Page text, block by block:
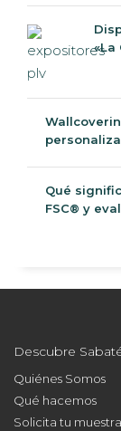
«La
Qué
FSC® y
Descubre
Quiénes Somos
Qué hacemos
Solicita tu